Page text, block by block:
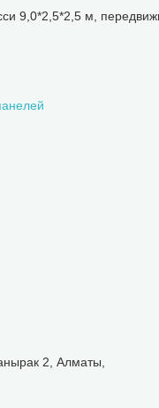
9,0*2,5*2,5 м,
2, Алматы,